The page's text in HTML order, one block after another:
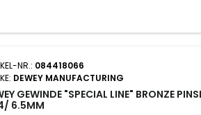
NR.: 084418066
DEWEY MANUFACTURING
GEWINDE "SPECIAL LINE" BRONZE
6.5MM